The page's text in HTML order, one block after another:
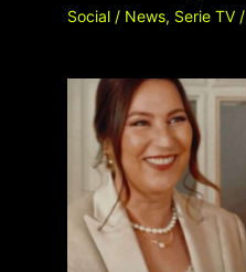
Social/ News, Serie TV/